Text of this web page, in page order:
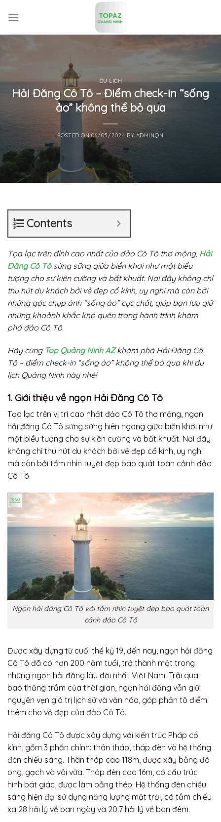
DU LỊCH
Hải Đăng Cô Tô – Điểm check-in “sống
ảo” không thể bỏ qua
POSTED ON06/05/2024 BY ADMINQN
Contents
Tọa lạc trên đỉnh cao nhất của đảo Cô Tô thơ mộng, Hải
Đăng Cô Tôsừng sững giữa biển khơi như một biểu
tượng cho sự kiên cường và bất khuất. Nơi đây không chỉ
thu hút du khách bởi vẻ đẹp cổ kính, uy nghi mà còn bởi
những góc chụp ảnh “sống ảo” cực chất, giúp bạn lưu giữ
những khoảnh khắc khó quên trong hành trình khám
phá đảo Cô Tô.
Hãy cùng Top Quảng Ninh AZkhám phá Hải Đăng Cô
Tô – điểm check-in “sống ảo” không thể bỏ qua khi du
lịch Quảng Ninh này nhé!
1. Giới thiệu về ngọn Hải Đăng Cô Tô
Tọa lạc trên vị trí cao nhất đảo Cô Tô thơ mộng, ngọn
hải đăng Cô Tô sừng sững hiên ngang giữa biển khơi như
một biểu tượng cho sự kiên cường và bất khuất. Nơi đây
không chỉ thu hút du khách bởi vẻ đẹp cổ kính, uy nghi
mà còn bởi tầm nhìn tuyệt đẹp bao quát toàn cảnh đảo
Cô Tô.
Ngọn hải đăng Cô Tô với tầm nhìn tuyệt đẹp bao quát toàn
cảnh đảo Cô Tô
Được xây dựng từ cuối thế kỷ 19, đến nay, ngọn hải đăng
Cô Tô đã có hơn 200 năm tuổi, trở thành một trong
những ngọn hải đăng lâu đời nhất Việt Nam. Trải qua
bao thăng trầm của thời gian, ngọn hải đăng vẫn giữ
nguyên vẹn giá trị lịch sử và văn hóa, góp phần tô điểm
thêm cho vẻ đẹp của đảo Cô Tô.
Hải đăng Cô Tô được xây dựng với kiến trúc Pháp cổ
kính, gồm 3 phần chính: thân tháp, tháp đèn và hệ thống
đèn chiếu sáng. Thân tháp cao 118m, được xây bằng đá
ong, gạch và vôi vữa. Tháp đèn cao 16m, có cấu trúc
hình bát giác, được làm bằng thép. Hệ thống đèn chiếu
sáng hiện đại sử dụng năng lượng mặt trời, có tầm chiếu
xa 28 hải lý về ban ngày và 20.7 hải lý về ban đêm.